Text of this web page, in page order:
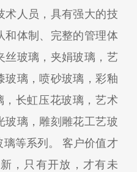
术人员，具有强大的技
和体制、完整的管理体
丝玻璃，夹娟玻璃，艺
玻璃，喷砂玻璃，彩釉
长虹压花玻璃，艺术
玻璃，雕刻雕花工艺玻
等系列。 客户价值才
，只有开放，才有未